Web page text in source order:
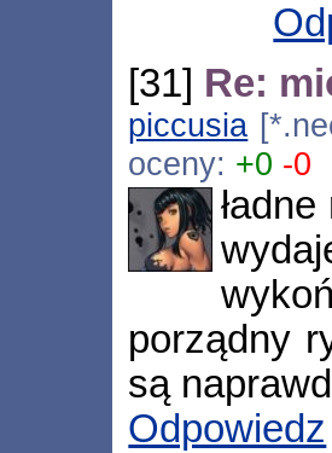
[31] Re:
piccusia
oceny: +0 -0
porządny
są
Odpowiedz